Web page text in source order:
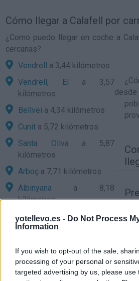
yotellevo.es - Do Not Process
Information
If you wish to opt-out of the sale,
processing of your personal or
targeted advertising by us, please use
Cómo llegar a Calafell por
¿Como puedo llegar en coche a
cercanas?
Vendrell a 3,44 kilómetros
Vendrell, El a 3,57
kilómetros
Bellvei a 4,34 kilómetros
Cunit a 5,72 kilómetros
Santa Oliva a 5,87
kilómetros
Arboç a 7,71 kilómetros
Albinyana a 8,18
kilómetros
Cubelles a 8,74 kilómetros
Banyeres del Penedés
Llorenç del Penedésa
9,06 kilómetros
¿